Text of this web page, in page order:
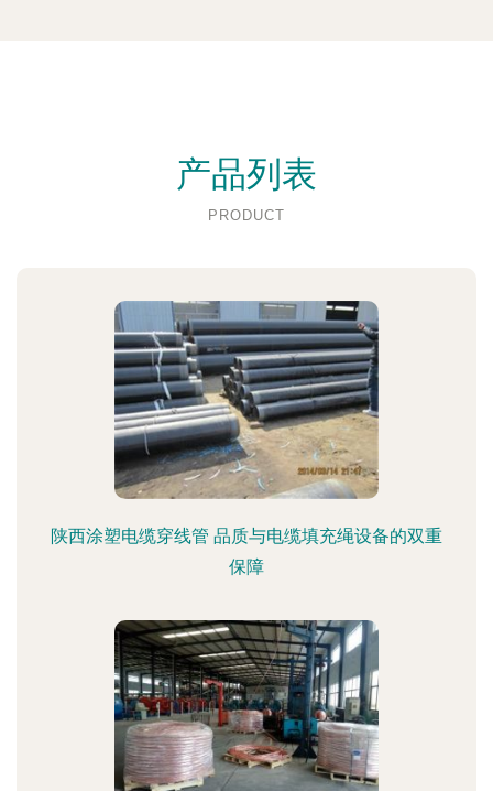
产品列表
PRODUCT
陕西涂塑电缆穿线管 品质与电缆填充绳设备的双重
保障